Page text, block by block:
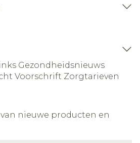
Gezondheidsnieuws
Voorschrift Zorgtarieven
nieuwe producten en